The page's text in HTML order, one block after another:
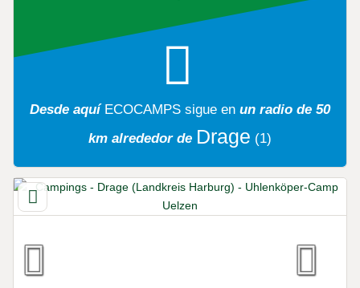
Desde aquí ECOCAMPS sigue en un radio de 50
km alrededor de Drage (1)